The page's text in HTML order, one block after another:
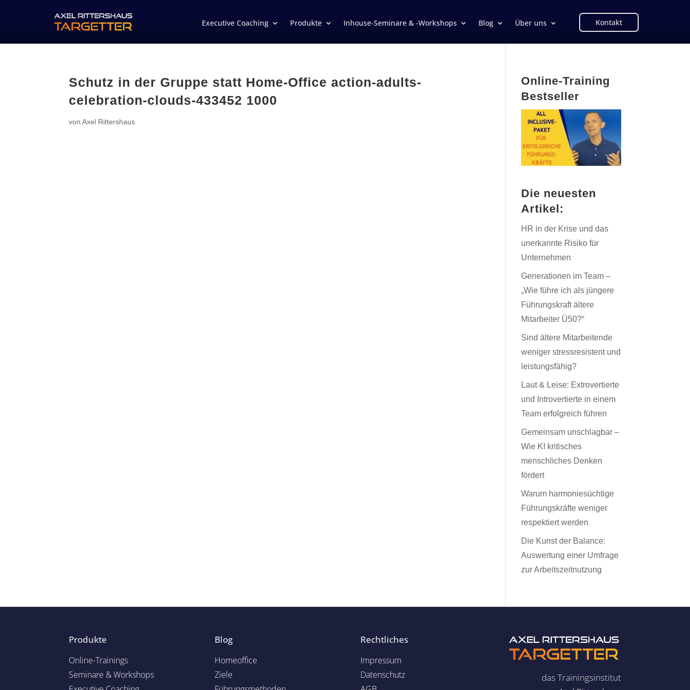
Executive Coaching Produkte Inhouse-Seminare & -Workshops Blog Über uns Kontakt
Schutz in der Gruppe statt Home-Office action-adults-
celebration-clouds-433452 1000
vonAxel Rittershaus
Online-Training
Bestseller
Die neuesten
Artikel:
HR in der Krise und das
unerkannte Risiko für
Unternehmen
Generationen im Team –
„Wie führe ich als jüngere
Führungskraft ältere
Mitarbeiter Ü50?“
Sind ältere Mitarbeitende
weniger stressresistent und
leistungsfähig?
Laut & Leise: Extrovertierte
und Introvertierte in einem
Team erfolgreich führen
Gemeinsam unschlagbar –
Wie KI kritisches
menschliches Denken
fördert
Warum harmoniesüchtige
Führungskräfte weniger
respektiert werden
Die Kunst der Balance:
Auswertung einer Umfrage
zur Arbeitszeitnutzung
Produkte
Online-Trainings
Seminare & Workshops
Blog
Homeoffice
Ziele
Rechtliches
Impressum
Datenschutz
das Trainingsinstitut